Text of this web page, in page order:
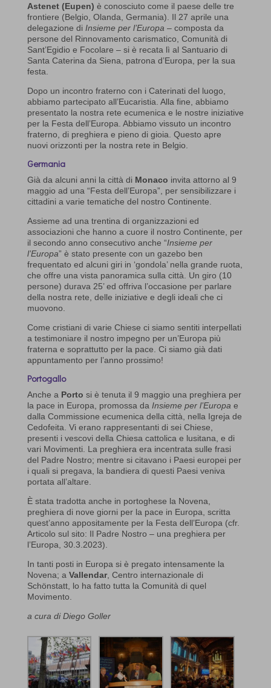
Astenet (Eupen) è conosciuto come il paese delle tre
frontiere (Belgio, Olanda, Germania). Il 27 aprile una
delegazione di Insieme per l’Europa – composta da
persone del Rinnovamento carismatico, Comunità di
Sant’Egidio e Focolare – si è recata lì al Santuario di
Santa Caterina da Siena, patrona d’Europa, per la sua
festa.
Dopo un incontro fraterno con i Caterinati del luogo,
abbiamo partecipato all’Eucaristia. Alla fine, abbiamo
presentato la nostra rete ecumenica e le nostre iniziative
per la Festa dell’Europa. Abbiamo vissuto un incontro
fraterno, di preghiera e pieno di gioia. Questo apre
nuovi orizzonti per la nostra rete in Belgio.
Germania
Già da alcuni anni la città di Monaco invita attorno al 9
maggio ad una “Festa dell’Europa”, per sensibilizzare i
cittadini a varie tematiche del nostro Continente.
Assieme ad una trentina di organizzazioni ed
associazioni che hanno a cuore il nostro Continente, per
il secondo anno consecutivo anche “Insieme per
l’Europa” è stato presente con un gazebo ben
frequentato ed alcuni giri in ‘gondola’ nella grande ruota,
che offre una vista panoramica sulla città. Un giro (10
persone) durava 25’ ed offriva l’occasione per parlare
della nostra rete, delle iniziative e degli ideali che ci
muovono.
Come cristiani di varie Chiese ci siamo sentiti interpellati
a testimoniare il nostro impegno per un’Europa più
fraterna e soprattutto per la pace. Ci siamo già dati
appuntamento per l’anno prossimo!
Portogallo
Anche a Porto si è tenuta il 9 maggio una preghiera per
la pace in Europa, promossa da Insieme per l’Europa e
dalla Commissione ecumenica della città, nella Igreja de
Cedofeita. Vi erano rappresentanti di sei Chiese,
presenti i vescovi della Chiesa cattolica e lusitana, e di
vari Movimenti. La preghiera era incentrata sulle frasi
del Padre Nostro; mentre si citavano i Paesi europei per
i quali si pregava, la bandiera di questi Paesi veniva
portata all’altare.
È stata tradotta anche in portoghese la Novena,
preghiera di nove giorni per la pace in Europa, scritta
quest’anno appositamente per la Festa dell’Europa (cfr.
Articolo sul sito: Il Padre Nostro – una preghiera per
l’Europa, 30.3.2023).
In tanti posti in Europa si è pregato intensamente la
Novena; a Vallendar, Centro internazionale di
Schönstatt, lo ha fatto tutta la Comunità di quel
Movimento.
a cura di Diego Goller